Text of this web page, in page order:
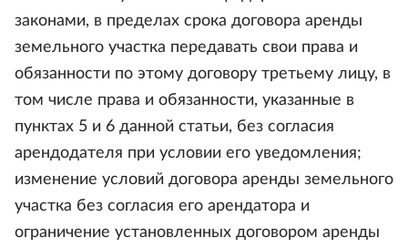
законами, в пределах срока договора аренды
земельного участка передавать свои права и
обязанности по этому договору третьему лицу, в
том числе права и обязанности, указанные в
пунктах 5 и 6 данной статьи, без согласия
арендодателя при условии его уведомления;
изменение условий договора аренды земельного
участка без согласия его арендатора и
ограничение установленных договором аренды